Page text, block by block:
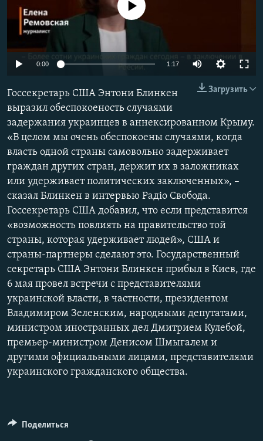
ПОБЕДИТЕЛЕЙ НЕ СУДЯТ?
КРЫМ.НЕПОКОРЕННЫЙ
ELIFBE
ПРИСОЕДИНЯЙТЕСЬ!
Все сайты RFE/RL
240p
No media source currently available
0:00 1:17
240p
480p
720p
1080p
Загрузить
Госсекретарь США Энтони Блинкен
выразил обеспокоеность случаями
задержания украинцев в аннексированном Крыму.
«В целом мы очень обеспокоены случаями, когда
власть одной страны самовольно задерживает
граждан других стран, держит их в заложниках
или удерживает политических заключенных», –
сказал Блинкен в интервью Радіо Свобода.
Госсекретарь США добавил, что если представится
«возможность повлиять на правительство той
страны, которая удерживает людей», США и
страны-партнеры сделают это. Государственный
секретарь США Энтони Блинкен прибыл в Киев, где
6 мая провел встречи с представителями
украинской власти, в частности, президентом
Владимиром Зеленским, народными депутатами,
министром иностранных дел Дмитрием Кулебой,
премьер-министром Денисом Шмыгалем и
другими официальными лицами, представителями
украинского гражданского общества.
Поделиться